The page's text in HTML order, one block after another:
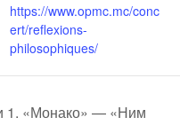
https://www.opmc.mc/conc
ert/reflexions-
philosophiques/
1. «Монако» — «Ним